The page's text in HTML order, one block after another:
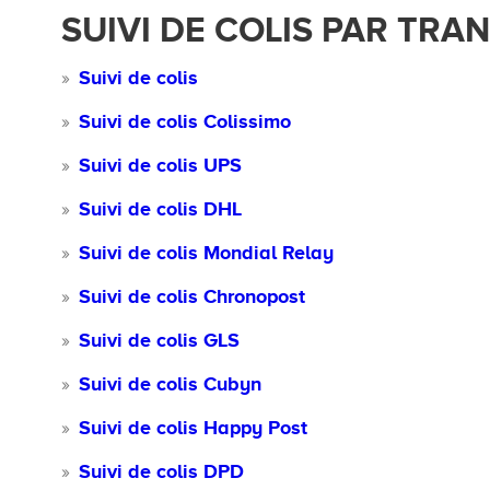
SUIVI DE COLIS PAR
Suivi de colis
Suivi de colis Colissimo
Suivi de colis UPS
Suivi de colis DHL
Suivi de colis Mondial Relay
Suivi de colis Chronopost
Suivi de colis GLS
Suivi de colis Cubyn
Suivi de colis Happy Post
Suivi de colis DPD